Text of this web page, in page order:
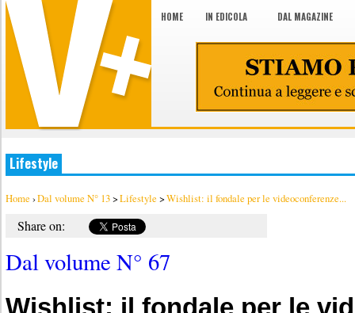
HOME IN EDICOLA DAL MAGAZINE
Lifestyle
Home ›Dal volume N° 13>Lifestyle >Wishlist: il fondale per le videoconferenze...
Share on:
Dal volume N° 67
Wishlist: il fondale per le